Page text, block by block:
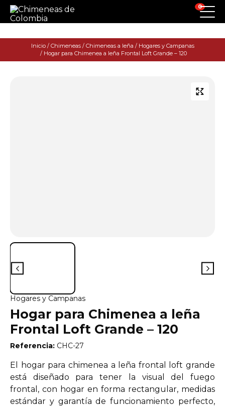
0
Inicio/ Chimeneas/ Chimeneas a leña / Hogares y Campanas
/ Hogar para Chimenea a leña Frontal Loft Grande – 120
Hogares y Campanas
Hogar para Chimenea a leña
Frontal Loft Grande – 120
Referencia: CHC-27
El hogar para chimenea a leña frontal loft grande
está diseñado para tener la visual del fuego
frontal, con hogar en forma rectangular, medidas
estándar y garantía de funcionamiento perfecto,